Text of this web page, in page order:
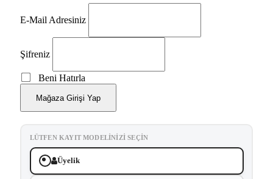
E-Mail Adresiniz
Şifreniz
Beni Hatırla
Mağaza Girişi Yap
LÜTFEN KAYIT MODELINIZI SEÇIN
Üyelik